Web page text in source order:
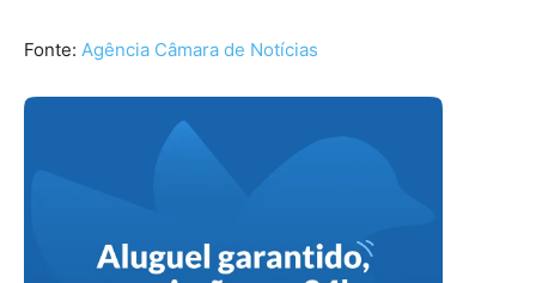
Fonte: Agência Câmara de Notícias